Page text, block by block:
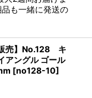
も一緒に発送の
売】No.128 キ
アングル ゴール
[no128-10]